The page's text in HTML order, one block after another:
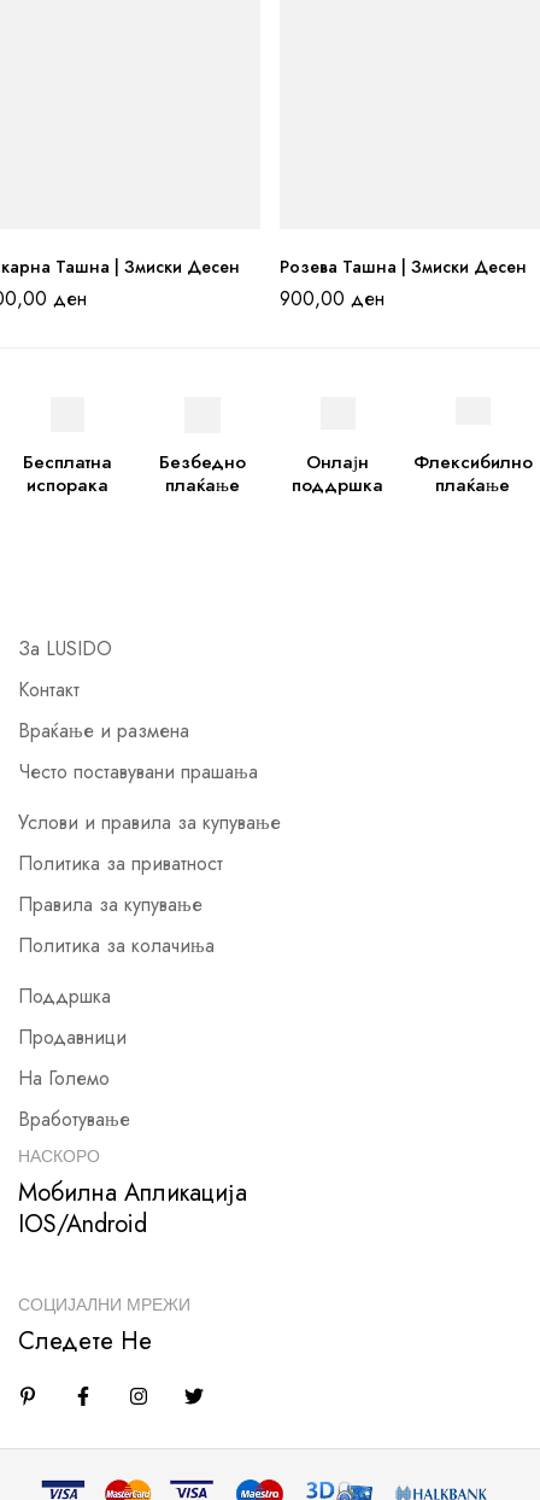
Ташна | Змиски Десен
ден
Розева Ташна | Змиски Десен
900,00 ден
Бесплатна
испорака
Безбедно
плаќање
Онлајн
поддршка
Флексибилно
плаќање
За LUSIDO
Контакт
Враќање и размена
Често поставувани прашања
Услови и правила за купување
Политика за приватност
Правила за купување
Политика за колачиња
Поддршка
Продавници
На Големо
Вработување
НАСКОРО
Мобилна Апликација
IOS/Android
СОЦИЈАЛНИ МРЕЖИ
Следете Не